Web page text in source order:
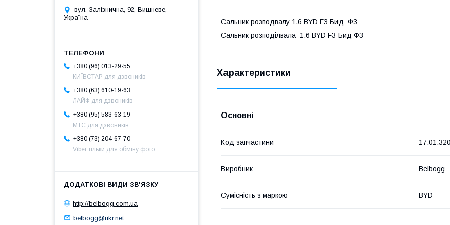
Сальник розподвалу 1.6 BYD F3 Бид Ф3
Сальник розподілвала 1.6 BYD F3 Бид Ф3
Характеристики
Основні
Код запчастини
Виробник Belbogg
Сумісність з маркою BYD
вул. Залізнична, 92, Вишневе,
Україна
+380 (96) 013-29-55
КИЇВСТАР для дзвоників
+380 (63) 610-19-63
ЛАЙФ для дзвоників
+380 (95) 583-63-19
МТС для дзвоників
+380 (73) 204-67-70
Viber тільки для обміну фото
http://belbogg.com.ua
belbogg@ukr.net